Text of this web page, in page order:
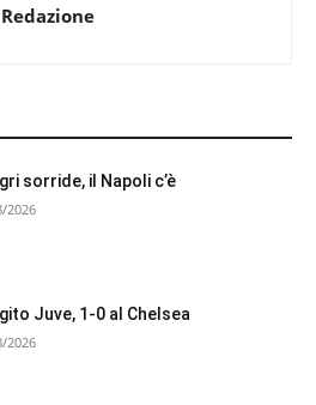
Redazione
sorride, il Napoli c’è
2026
Juve, 1-0 al Chelsea
2026